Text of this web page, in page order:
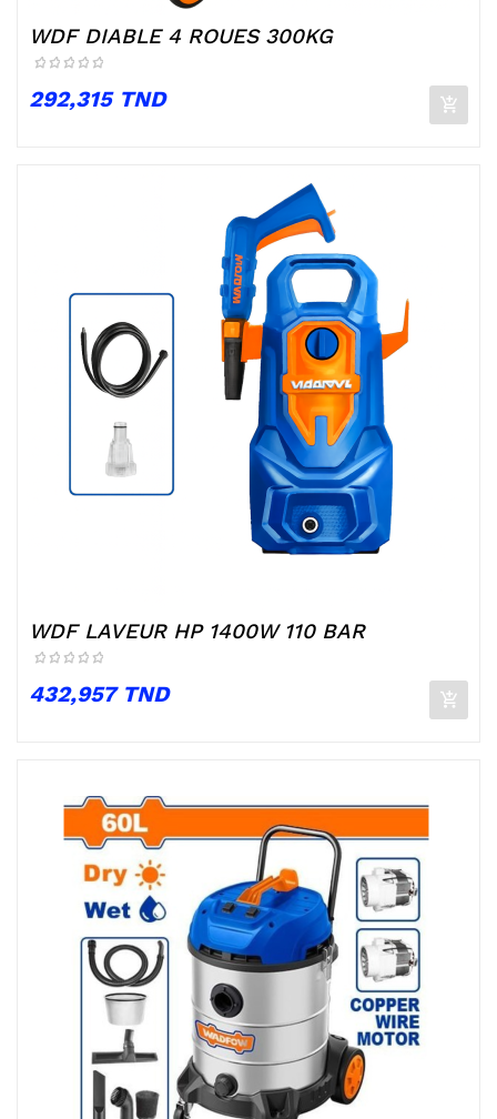
WDF DIABLE 4 ROUES 300KG
Prix
292,315 TND
WDF LAVEUR HP 1400W 110 BAR
Prix
432,957 TND